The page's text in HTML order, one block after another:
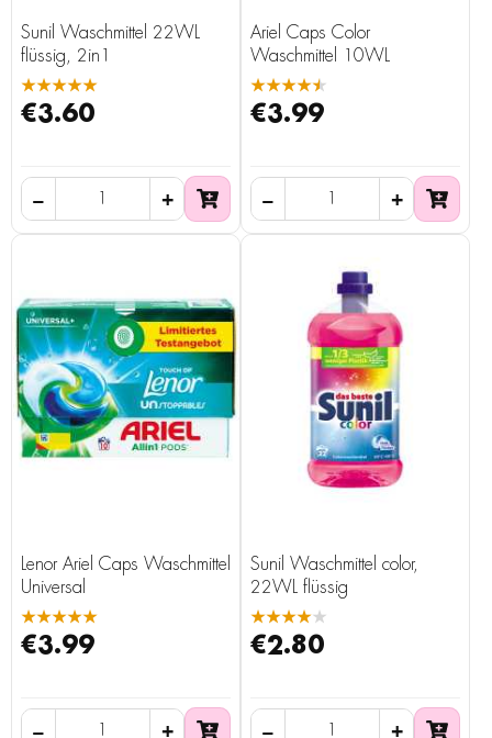
Sunil Waschmittel 22WL
flüssig, 2in1
★★★★★
€3.60
Ariel Caps Color
Waschmittel 10WL
★★★★★
€3.99
Lenor Ariel Caps Waschmittel
Universal
★★★★★
€3.99
Sunil Waschmittel color,
22WL flüssig
★★★★★
€2.80